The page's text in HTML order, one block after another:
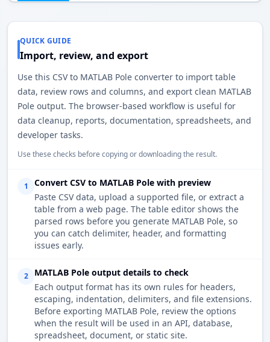
QUICK GUIDE
Import, review, and export
Use this CSV to MATLAB Pole converter to import table
data, review rows and columns, and export clean MATLAB
Pole output. The browser-based workflow is useful for
data cleanup, reports, documentation, spreadsheets, and
developer tasks.
Use these checks before copying or downloading the result.
1
Convert CSV to MATLAB Pole with preview
Paste CSV data, upload a supported file, or extract a
table from a web page. The table editor shows the
parsed rows before you generate MATLAB Pole, so
you can catch delimiter, header, and formatting
issues early.
2
MATLAB Pole output details to check
Each output format has its own rules for headers,
escaping, indentation, delimiters, and file extensions.
Before exporting MATLAB Pole, review the options
when the result will be used in an API, database,
spreadsheet, document, or static site.